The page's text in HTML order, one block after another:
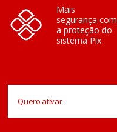
Mais
segurança com
a proteção do
sistema Pix
Quero ativar